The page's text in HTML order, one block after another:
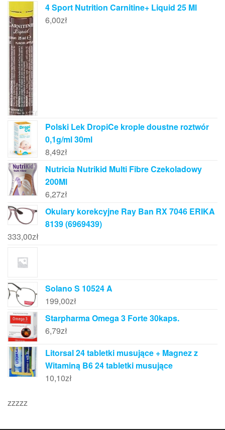
4 Sport Nutrition Carnitine+ Liquid 25 Ml
6,00zł
Polski Lek DropiCe krople doustne roztwór
0,1g/ml 30ml
8,49zł
Nutricia Nutrikid Multi Fibre Czekoladowy
200Ml
6,27zł
Okulary korekcyjne Ray Ban RX 7046 ERIKA
8139 (6969439)
333,00zł
Solano S 10524 A
199,00zł
Starpharma Omega 3 Forte 30kaps.
6,79zł
Litorsal 24 tabletki musujące + Magnez z
Witaminą B6 24 tabletki musujące
10,10zł
zzzzz